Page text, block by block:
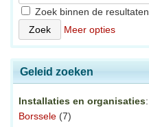
Zoek binnen de resultaten
Meer opties
Geleid zoeken
Installaties en organisaties:
Borssele (7)